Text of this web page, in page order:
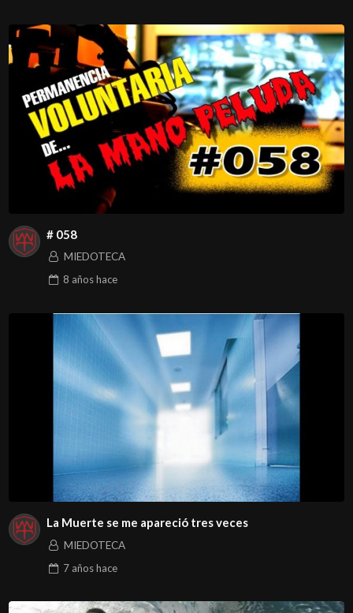
# 058
MIEDOTECA
8 añoshace
La Muerte se me apareció tres veces
MIEDOTECA
7 añoshace